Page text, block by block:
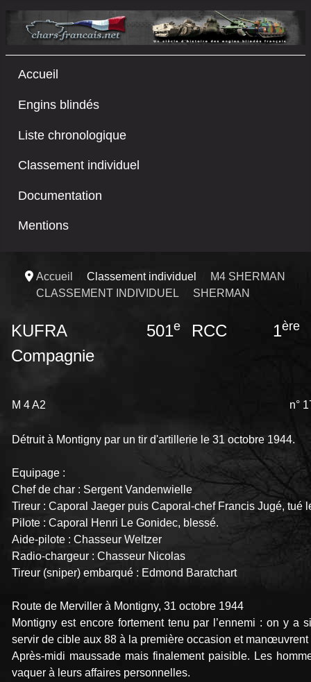
Accueil
Engins blindés
Liste chronologique
Classement individuel
Documentation
Mentions
Accueil Classement individuel
M4 SHERMAN
CLASSEMENT INDIVIDUEL
SHERMAN
KUFRA 501eRCC 1ère
Compagnie
M 4 A2 n°
Détruit à Montigny par un tir d'artillerie le 31 octobre 1944.
Equipage :
Chef de char : Sergent Vandenwielle
Tireur : Caporal Jaeger puis Caporal-chef Francis Jugé, tué
Pilote : Caporal Henri Le Gonidec, blessé.
Aide-pilote : Chasseur Weltzer
Radio-chargeur : Chasseur Nicolas
Tireur (sniper) embarqué : Edmond Baratchart
Route de Merviller à Montigny, 31 octobre 1944
Montigny est encore fortement tenu par l’ennemi : on y a
servir de cible aux 88 à la première occasion et
Après-midi maussade mais finalement paisible. Les
vaquer à leurs affaires personnelles.